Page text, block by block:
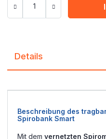
Details
Beschreibung des
Spirobank Smart
Mit dem vernetzten